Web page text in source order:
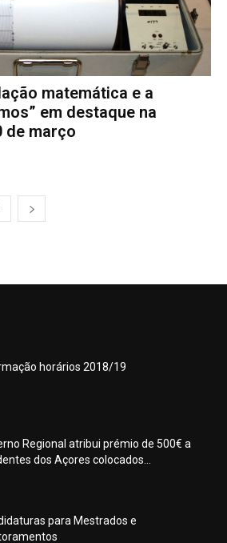
matemática e a
em destaque na
de março
horários 2018/19
Regional atribui prémio de 500€ a
dos Açores colocados...
para Mestrados e